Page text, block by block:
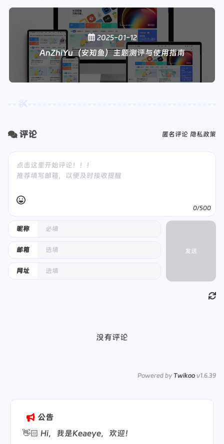
2025-01-12
AnZhiYu（安知鱼）主题测评与使用指南
评论 匿名评论 隐私政策
昵称
邮箱
网址
0/500
发送
没有评论
Powered by Twikoo v1.6.39
公告
👋🏻 Hi，我是Keaeye，欢迎！